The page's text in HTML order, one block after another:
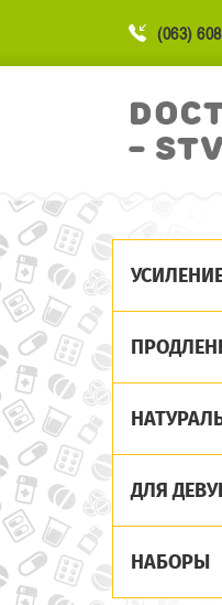
(063)
ДЛЯ
НАБОРЫ